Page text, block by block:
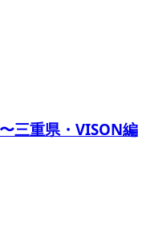
三重県・VISON編